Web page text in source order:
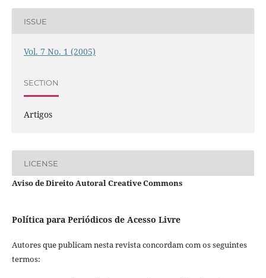
ISSUE
Vol. 7 No. 1 (2005)
SECTION
Artigos
LICENSE
Aviso de Direito Autoral Creative Commons
Política para Periódicos de Acesso Livre
Autores que publicam nesta revista concordam com os seguintes
termos: